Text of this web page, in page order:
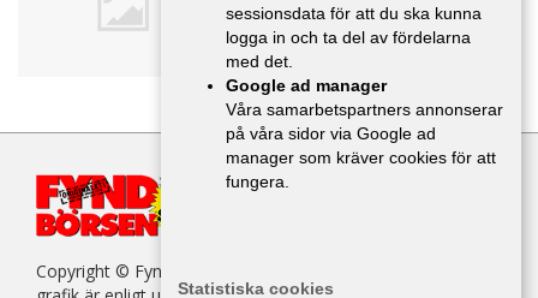
Copyright © Fyndbörsen. All kopiering av texter, bilder eller
sessionsdata för att du ska kunna
logga in och ta del av fördelarna
med det.
Google ad manager
Våra samarbetspartners annonserar
på våra sidor via Google ad
manager som kräver cookies för att
fungera.
Statistiska cookies